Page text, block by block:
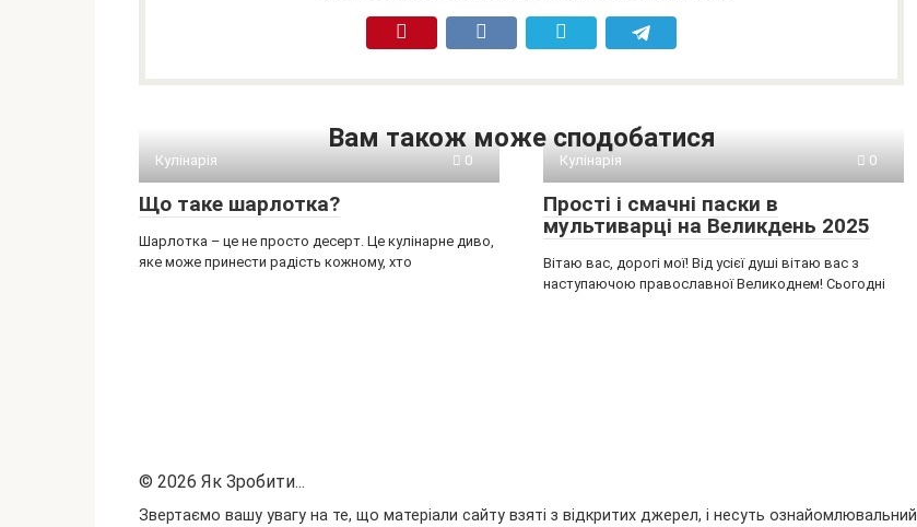
Вам також може сподобатися
Кулінарія 0
Що таке шарлотка?
Шарлотка – це не просто десерт. Це кулінарне диво,
яке може принести радість кожному, хто
Кулінарія 0
Прості і смачні паски в
мультиварці на Великдень 2025
Вітаю вас, дорогі мої! Від усієї душі вітаю вас з
наступаючою православної Великоднем! Сьогодні
© 2026 Як Зробити...
Звертаємо вашу увагу на те, що матеріали сайту взяті з відкритих джерел, і несуть ознайомлювальний